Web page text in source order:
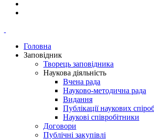
Головна
Заповідник
Творець заповідника
Наукова діяльність
Вчена рада
Науково-методична рада
Видання
Публікації наукових
Наукові співробітники
Договори
Публічні закупівлі